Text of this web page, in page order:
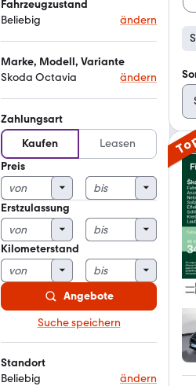
Fahrzeugzustand
Beliebig
ändern
Marke, Modell, Variante
Skoda Octavia
ändern
Zahlungsart
Kaufen
Leasen
Preis
Erstzulassung
Kilometerstand
Angebote
Suche speichern
Standort
Beliebig
ändern